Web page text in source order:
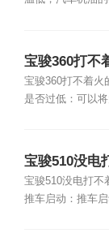
宝骏360打不
宝骏360打不着火
是否过低：可以
宝骏510没电
宝骏510没电打不
推车启动：推车